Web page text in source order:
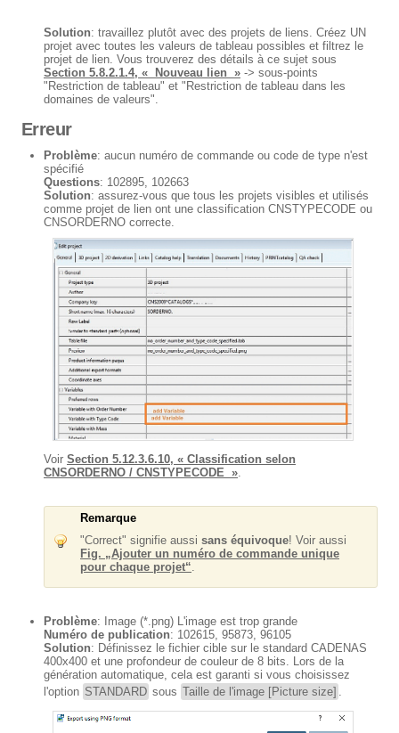
Solution: travaillez plutôt avec des projets de liens. Créez UN
projet avec toutes les valeurs de tableau possibles et filtrez le
projet de lien. Vous trouverez des détails à ce sujet sous
Section 5.8.2.1.4, « Nouveau lien » -> sous-points
"Restriction de tableau" et "Restriction de tableau dans les
domaines de valeurs".
Erreur
Problème: aucun numéro de commande ou code de type n'est
spécifié
Questions: 102895, 102663
Solution: assurez-vous que tous les projets visibles et utilisés
comme projet de lien ont une classification CNSTYPECODE ou
CNSORDERNO correcte.
Voir Section 5.12.3.6.10, « Classification selon
CNSORDERNO / CNSTYPECODE ».
Remarque
"Correct" signifie aussi sans équivoque! Voir aussi
Fig. „Ajouter un numéro de commande unique
pour chaque projet“.
Problème: Image (*.png) L'image est trop grande
Numéro de publication: 102615, 95873, 96105
Solution: Définissez le fichier cible sur le standard CADENAS
400x400 et une profondeur de couleur de 8 bits. Lors de la
génération automatique, cela est garanti si vous choisissez
l'option STANDARD sous Taille de l'image [Picture size] .